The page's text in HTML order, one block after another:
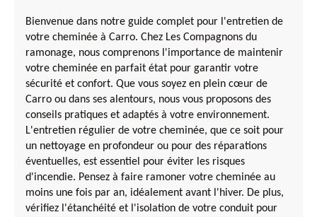
Bienvenue dans notre guide complet pour l'entretien de
votre cheminée à Carro. Chez Les Compagnons du
ramonage, nous comprenons l'importance de maintenir
votre cheminée en parfait état pour garantir votre
sécurité et confort. Que vous soyez en plein cœur de
Carro ou dans ses alentours, nous vous proposons des
conseils pratiques et adaptés à votre environnement.
L'entretien régulier de votre cheminée, que ce soit pour
un nettoyage en profondeur ou pour des réparations
éventuelles, est essentiel pour éviter les risques
d'incendie. Pensez à faire ramoner votre cheminée au
moins une fois par an, idéalement avant l'hiver. De plus,
vérifiez l'étanchéité et l'isolation de votre conduit pour